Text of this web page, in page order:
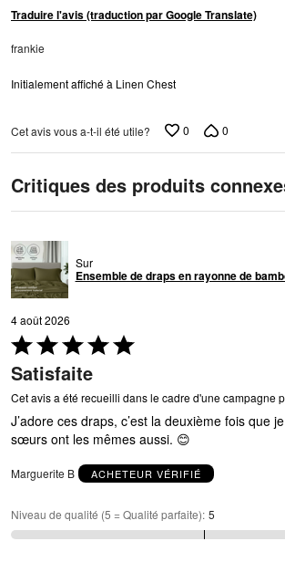
Traduire l'avis (traduction par Google Translate)
frankie
Initialement affiché à Linen Chest
Cet avis vous a-t-il été utile? 0 0
Critiques des produits
Sur
Ensemble de draps en rayonne de
4 août 2026
Coté
5 sur
5
Satisfaite
Cet avis a été recueilli dans le cadre d'une campagne
J’adore ces draps, c’est la deuxième fois que
sœurs ont les mêmes aussi. 😊
Marguerite B ACHETEUR VÉRIFIÉ
Niveau de qualité (5 = Qualité parfaite): 5